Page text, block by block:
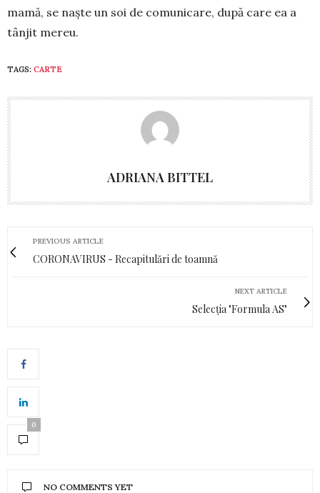
ma­mă, se naște un soi de co­mu­nicare, după care ea a
tânjit me­reu.
TAGS: CARTE
ADRIANA BITTEL
PREVIOUS ARTICLE
CORONAVIRUS - Recapitulări de toamnă
NEXT ARTICLE
Selecția "Formula AS"
0
NO COMMENTS YET